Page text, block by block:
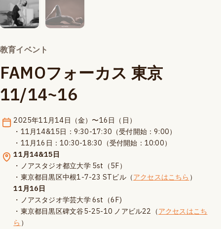
教育イベント
FAMOフォーカス 東京
11/14~16
2025年11月14日（金）〜16日（日）
・11月14&15日：9:30-17:30（受付開始：9:00）
・11月16日：10:30-18:30（受付開始：10:00）
11月14&15日
・ノアスタジオ都立大学 5st（5F）
・東京都目黒区中根1-7-23 STビル（アクセスはこちら）
11月16日
・ノアスタジオ学芸大学 6st（6F)
・東京都目黒区碑文谷5-25-10 ノアビル22（アクセスはこち
ら）